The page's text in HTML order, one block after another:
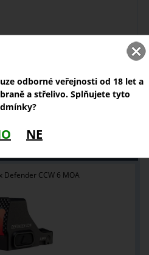
Defender CCW 6 MOA
odborné veřejnosti od 18 let a
a střelivo. Splňujete tyto
NE